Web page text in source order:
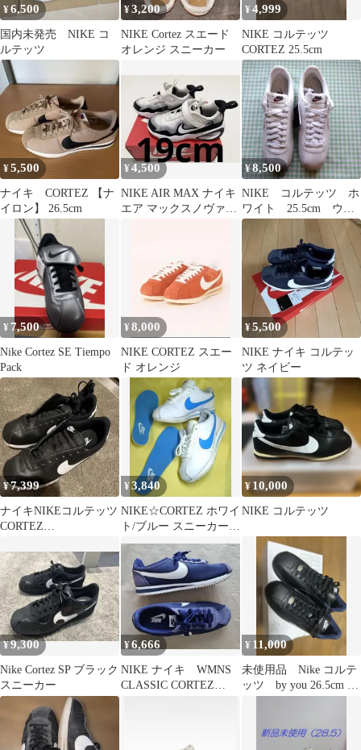
¥6,500
国内未発売 NIKE コ
ルテッツ
¥3,200
NIKE Cortez スエード
オレンジ スニーカー
¥4,999
NIKE コルテッツ
CORTEZ 25.5cm
¥5,500
ナイキ CORTEZ 【ナ
イロン】 26.5cm
¥4,500
NIKE AIR MAX ナイキ
エア マックスノヴァ
¥8,500
NIKE コルテッツ ホ
ワイト 25.5cm ウィ
メンズ
¥ 7,500
Nike Cortez SE Tiempo
Pack
¥8,000
NIKE CORTEZ スエー
ド オレンジ
¥5,500
NIKE ナイキ コルテッ
ツ ネイビー
¥7,399
ナイキNIKEコルテッツ
CORTEZ
¥3,840
NIKE☆CORTEZ ホワイ
ト/ブルー スニーカー
23.0ⅽⅿ
¥ 10,000
NIKE コルテッツ
¥9,300
Nike Cortez SP ブラック
スニーカー
¥6,666
NIKE ナイキ WMNS
CLASSIC CORTEZ
¥ 11,000
未使用品 Nike コルテ
ッツ by you 26.5cm ブ